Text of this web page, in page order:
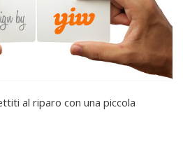
al riparo con una piccola